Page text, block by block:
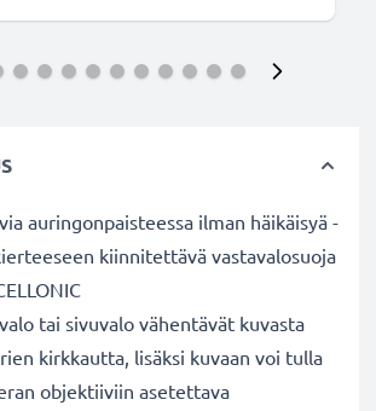
auringonpaisteessa ilman häikäisyä -
kiinnitettävä vastavalosuoja
tai sivuvalo vähentävät kuvasta
kirkkautta, lisäksi kuvaan voi tulla
objektiiviin asetettava